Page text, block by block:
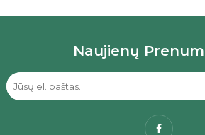
Naujienų